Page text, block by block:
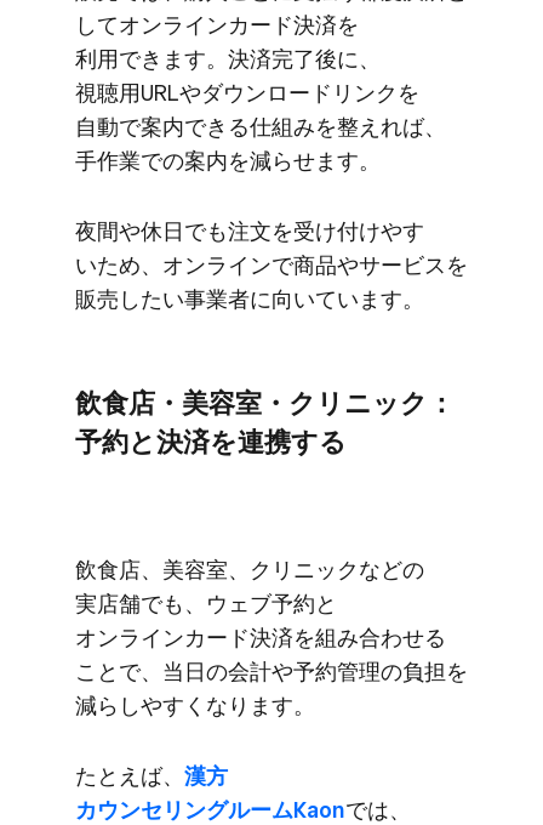
して​オンラインカード決済を​
利用できます。​決済完了後に、​
視聴用URLや​ダウンロードリンクを​
自動で​案内できる​仕組みを​整えれば、​
手作業での​案内を​減らせます。
夜間や​休日でも​注文を​受け付けやす​
いため、​オンラインで​商品や​サービスを​
販売したい​事業者に​向いています。
飲食店・美容室・クリニック：
予約と​決済を​連携する
飲食店、​美容室、​クリニックなどの​
実店舗でも、​ウェブ予約と​
オンラインカード決済を​組み合わせる​
ことで、​当日の​会計や​予約管理の​負担を​
減らしやすくなります。
た​とえば、 ​漢方​
カウンセリングルームKaonでは、